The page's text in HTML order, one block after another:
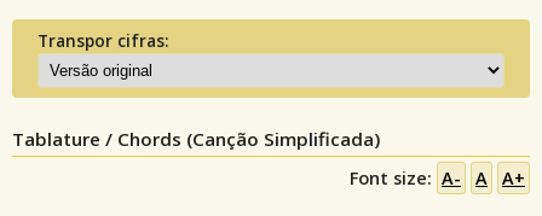
Transpor cifras:
Tablature / Chords (Canção Simplificada)
Font size: A- A A+